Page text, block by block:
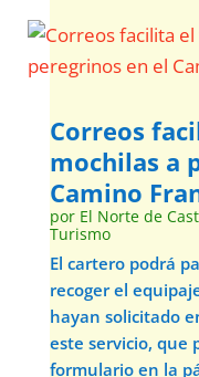
Correos
mochilas a
Camino
por El Norte de
Turismo
El cartero podrá
recoger el
hayan solicitado
este servicio, que
formulario en la